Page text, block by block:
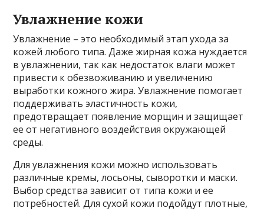
Увлажнение кожи
Увлажнение – это необходимый этап ухода за
кожей любого типа. Даже жирная кожа нуждается
в увлажнении, так как недостаток влаги может
привести к обезвоживанию и увеличению
выработки кожного жира. Увлажнение помогает
поддерживать эластичность кожи,
предотвращает появление морщин и защищает
ее от негативного воздействия окружающей
среды.
Для увлажнения кожи можно использовать
различные кремы, лосьоны, сыворотки и маски.
Выбор средства зависит от типа кожи и ее
потребностей. Для сухой кожи подойдут плотные,